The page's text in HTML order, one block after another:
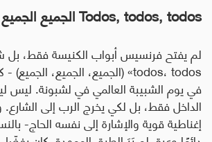
Todos, todos, todosالجميع
لم يفتح فرنسيس أبواب الكنيسة فقط، بل
todos،todos » (الجميع، الجميع، الجميع)
في يوم الشبيبة العالمي في لشبونة. ليس
الداخل فقط، بل لكي يخرج الرب إلى
إغناطية قوية والإشارة إلى نفسه الحاج-